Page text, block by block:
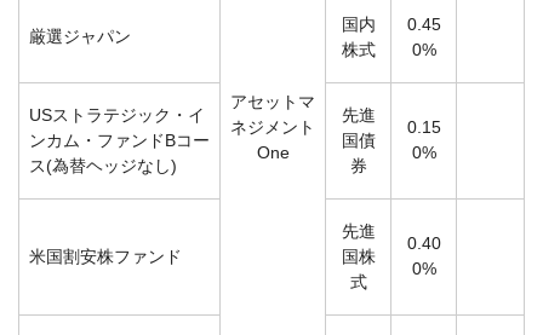
アセットマ
ネジメント
One
厳選ジャパン
国内
株式
0.45
0%
USストラテジック・イ
ンカム・ファンドBコー
ス(為替ヘッジなし)
先進
国債
券
0.15
0%
米国割安株ファンド
先進
国株
式
0.40
0%